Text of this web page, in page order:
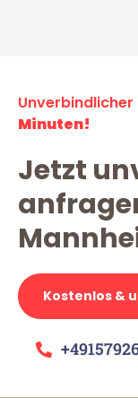
Minuten!
Jetzt
Kostenlos &